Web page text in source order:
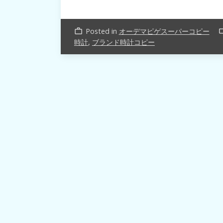
work_outline Posted in オーデマピゲスーパーコピー
時計, ブランド時計コピー